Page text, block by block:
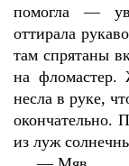
помогла —
оттирала
там спрятаны
на
несла в руке,
окончательно.
из луж